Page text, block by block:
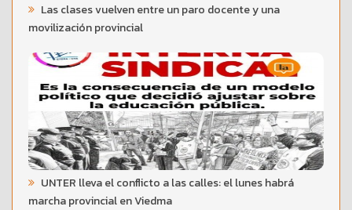
Las clases vuelven entre un paro docente y una
movilización provincial
UNTER lleva el conflicto a las calles: el lunes habrá
marcha provincial en Viedma